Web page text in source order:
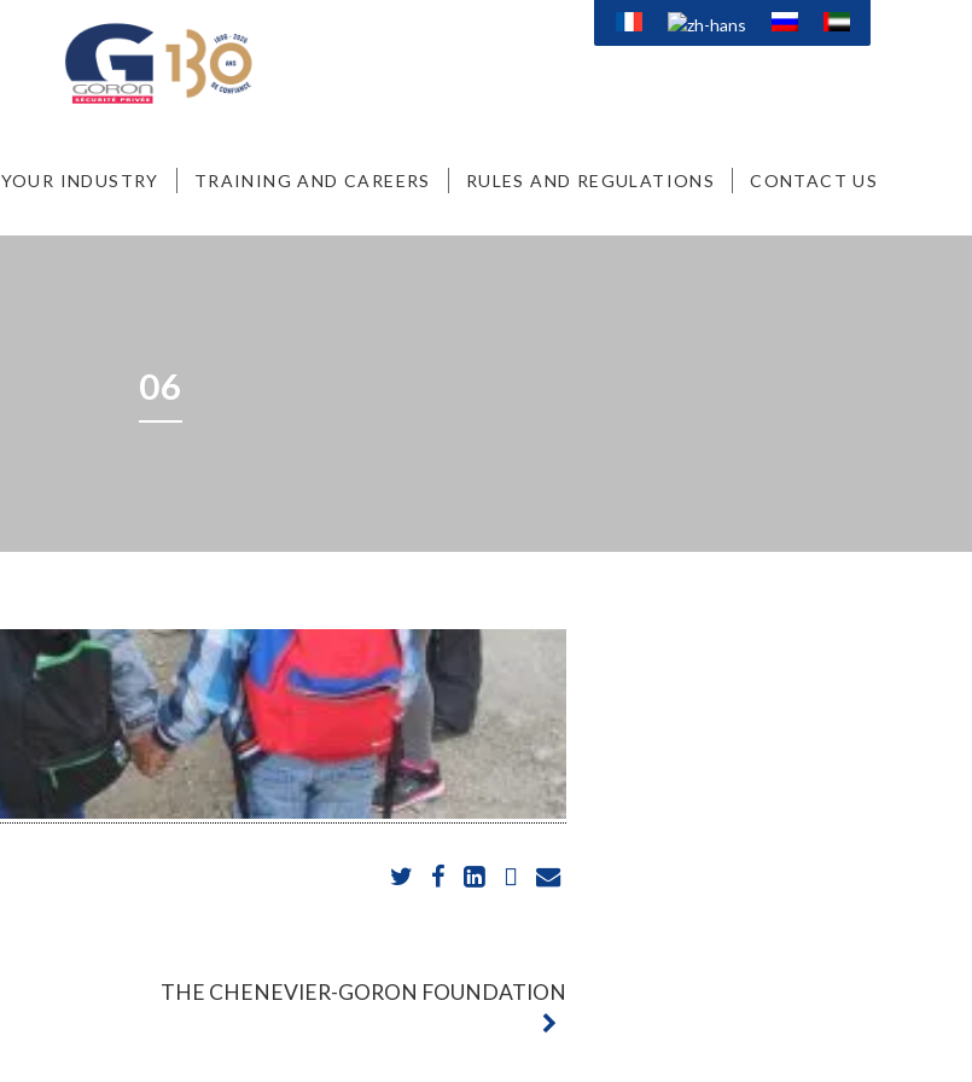
YOUR INDUSTRY TRAINING AND CAREERS RULES AND REGULATIONS CONTACT US
06
THE CHENEVIER-GORON FOUNDATION